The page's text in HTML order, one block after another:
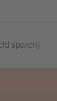
sparen)